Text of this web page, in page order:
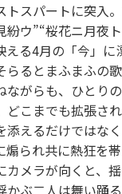
トスパートに突入
紛ウ”“桜花ニ月夜
える4月の「今」に
らるとまふまふの
ながらも、ひとり
どこまでも拡張さ
添えるだけではな
煽られ共に熱狂を
カメラが向くと、